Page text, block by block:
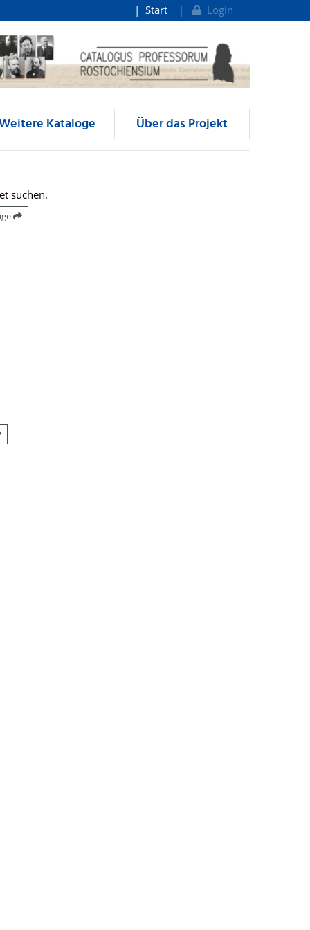
Start Login
Kataloge Über das Projekt
suchen.